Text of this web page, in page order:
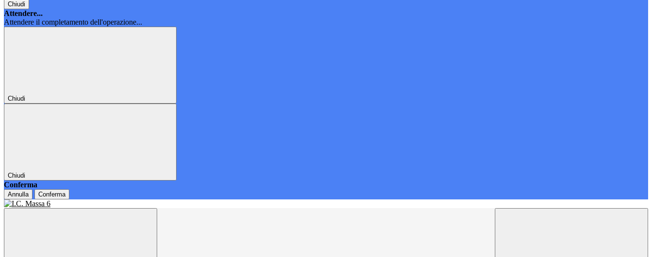
Chiudi
Attendere...
Attendere il completamento dell'operazione...
Chiudi
Chiudi
Conferma
Annulla Conferma